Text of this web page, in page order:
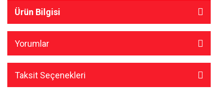
Ürün Bilgisi
Yorumlar
Taksit Seçenekleri